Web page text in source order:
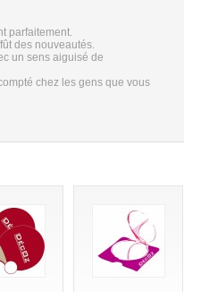
parfaitement.
des nouveautés.
un sens aiguisé de
chez les gens que vous